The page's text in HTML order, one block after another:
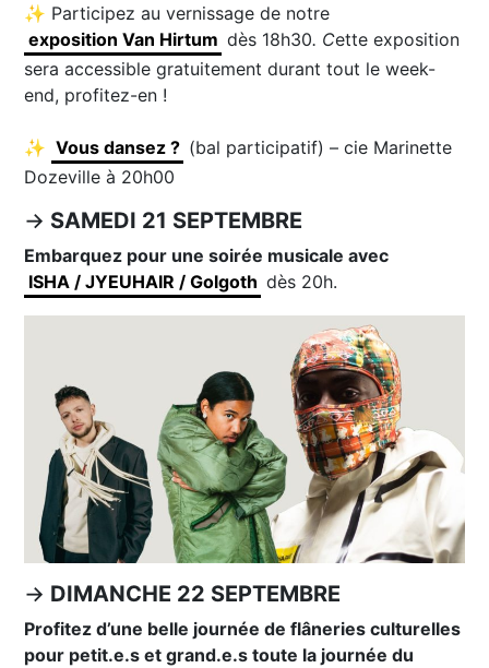
✨ Participez au vernissage de notre
exposition Van Hirtum dès 18h30. Cette exposition
sera accessible gratuitement durant tout le week-
end, profitez-en !
✨ Vous dansez ? (bal participatif) – cie Marinette
Dozeville à 20h00
→ SAMEDI 21 SEPTEMBRE
Embarquez pour une soirée musicale avec
ISHA / JYEUHAIR / Golgoth dès 20h.
→ DIMANCHE 22 SEPTEMBRE
Profitez d’une belle journée de flâneries culturelles
pour petit.e.s et grand.e.s toute la journée du